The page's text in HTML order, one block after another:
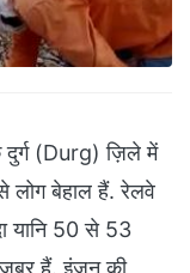
दुर्ग (Durg) ज़िले में
लोग बेहाल हैं. रेलवे
यानि 50 से 53
हैं. इंजन की